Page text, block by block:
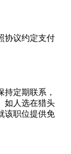
协议约定支付
定期联系，
如人选在猎头
该职位提供免